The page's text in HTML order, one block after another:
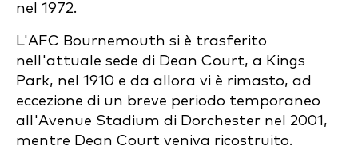
nel 1972.
L'AFC Bournemouth si è trasferito
nell'attuale sede di Dean Court, a Kings
Park, nel 1910 e da allora vi è rimasto, ad
eccezione di un breve periodo temporaneo
all'Avenue Stadium di Dorchester nel 2001,
mentre Dean Court veniva ricostruito.